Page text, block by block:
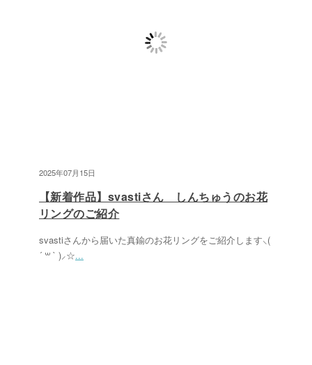
2025年07月15日
【新着作品】svastiさん しんちゅうのお花
リングのご紹介
svastiさんから届いた真鍮のお花リングをご紹介します⸜(
´ ꒳ ` )⸝☆...